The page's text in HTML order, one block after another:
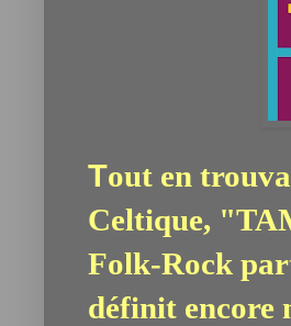
Tout en
Celtique,
Folk-Rock
définit encore